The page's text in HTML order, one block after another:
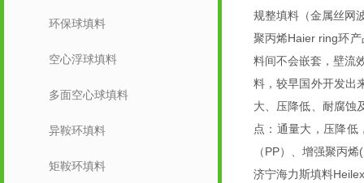
环保球填料
空心浮球填料
多面空心球填料
异鞍环填料
矩鞍环填料
规整填料（金属丝网
聚丙烯Haier ring环
料间不会嵌套，壁流
料，较早国外开发出
大、压降低、耐腐蚀
点：通量大，压降
（PP）、增强聚丙
济宁海力斯填料